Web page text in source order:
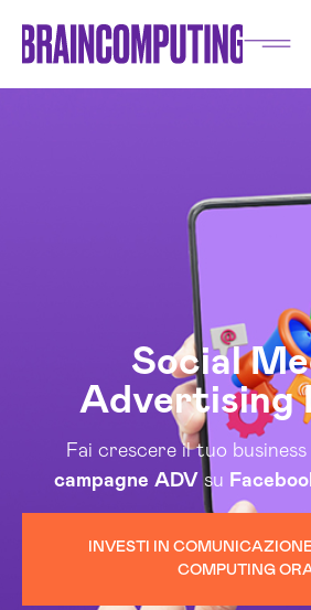
Social
Advertising
Fai crescere il tuo
campagne ADV su
INVESTI IN
COMPUTING